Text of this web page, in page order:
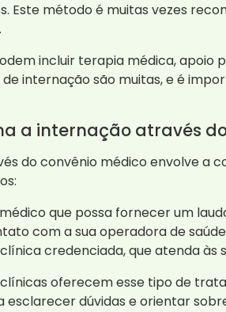
Este método é muitas vezes
incluir terapia médica, apoio
de internação são muitas, e é
a internação através
do convênio médico envolve a
que possa fornecer um
com a sua operadora de
credenciada, que atenda às
clínicas oferecem esse tipo de
esclarecer dúvidas e orientar